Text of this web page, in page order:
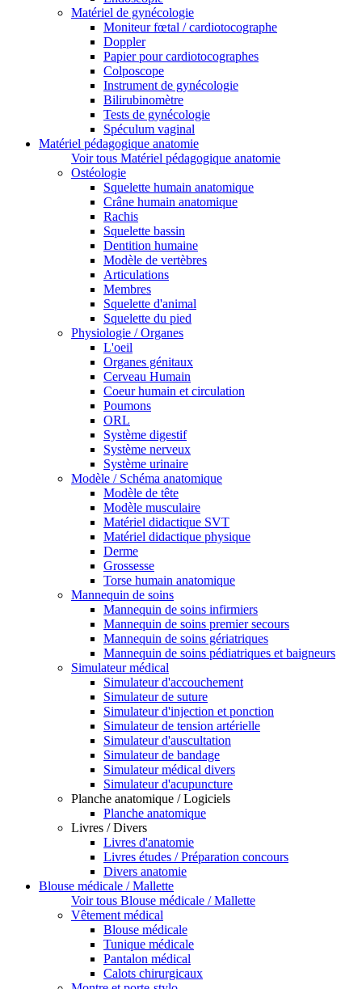
Matériel de gynécologie
Moniteur fœtal / cardiotocographe
Doppler
Papier pour cardiotocographes
Colposcope
Instrument de gynécologie
Bilirubinomètre
Tests de gynécologie
Spéculum vaginal
Matériel pédagogique anatomie
Voir tous Matériel pédagogique anatomie
Ostéologie
Squelette humain anatomique
Crâne humain anatomique
Rachis
Squelette bassin
Dentition humaine
Modèle de vertèbres
Articulations
Membres
Squelette d'animal
Squelette du pied
Physiologie / Organes
L'oeil
Organes génitaux
Cerveau Humain
Coeur humain et circulation
Poumons
ORL
Système digestif
Système nerveux
Système urinaire
Modèle / Schéma anatomique
Modèle de tête
Modèle musculaire
Matériel didactique SVT
Matériel didactique physique
Derme
Grossesse
Torse humain anatomique
Mannequin de soins
Mannequin de soins infirmiers
Mannequin de soins premier secours
Mannequin de soins gériatriques
Mannequin de soins pédiatriques et baigneurs
Simulateur médical
Simulateur d'accouchement
Simulateur de suture
Simulateur d'injection et ponction
Simulateur de tension artérielle
Simulateur d'auscultation
Simulateur de bandage
Simulateur médical divers
Simulateur d'acupuncture
Planche anatomique / Logiciels
Planche anatomique
Livres / Divers
Livres d'anatomie
Livres études / Préparation concours
Divers anatomie
Blouse médicale / Mallette
Voir tous Blouse médicale / Mallette
Vêtement médical
Blouse médicale
Tunique médicale
Pantalon médical
Calots chirurgicaux